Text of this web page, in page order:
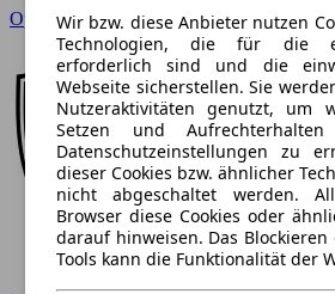
Opel
Wir bzw. diese Anbieter nutzen
Technologien, die für die
erforderlich sind und die
Webseite sicherstellen. Sie
Nutzeraktivitäten genutzt, um
Setzen und
Datenschutzeinstellungen zu
dieser Cookies bzw. ähnlicher
nicht abgeschaltet werden.
Browser diese Cookies oder
darauf hinweisen. Das
Tools kann die Funktionalität der